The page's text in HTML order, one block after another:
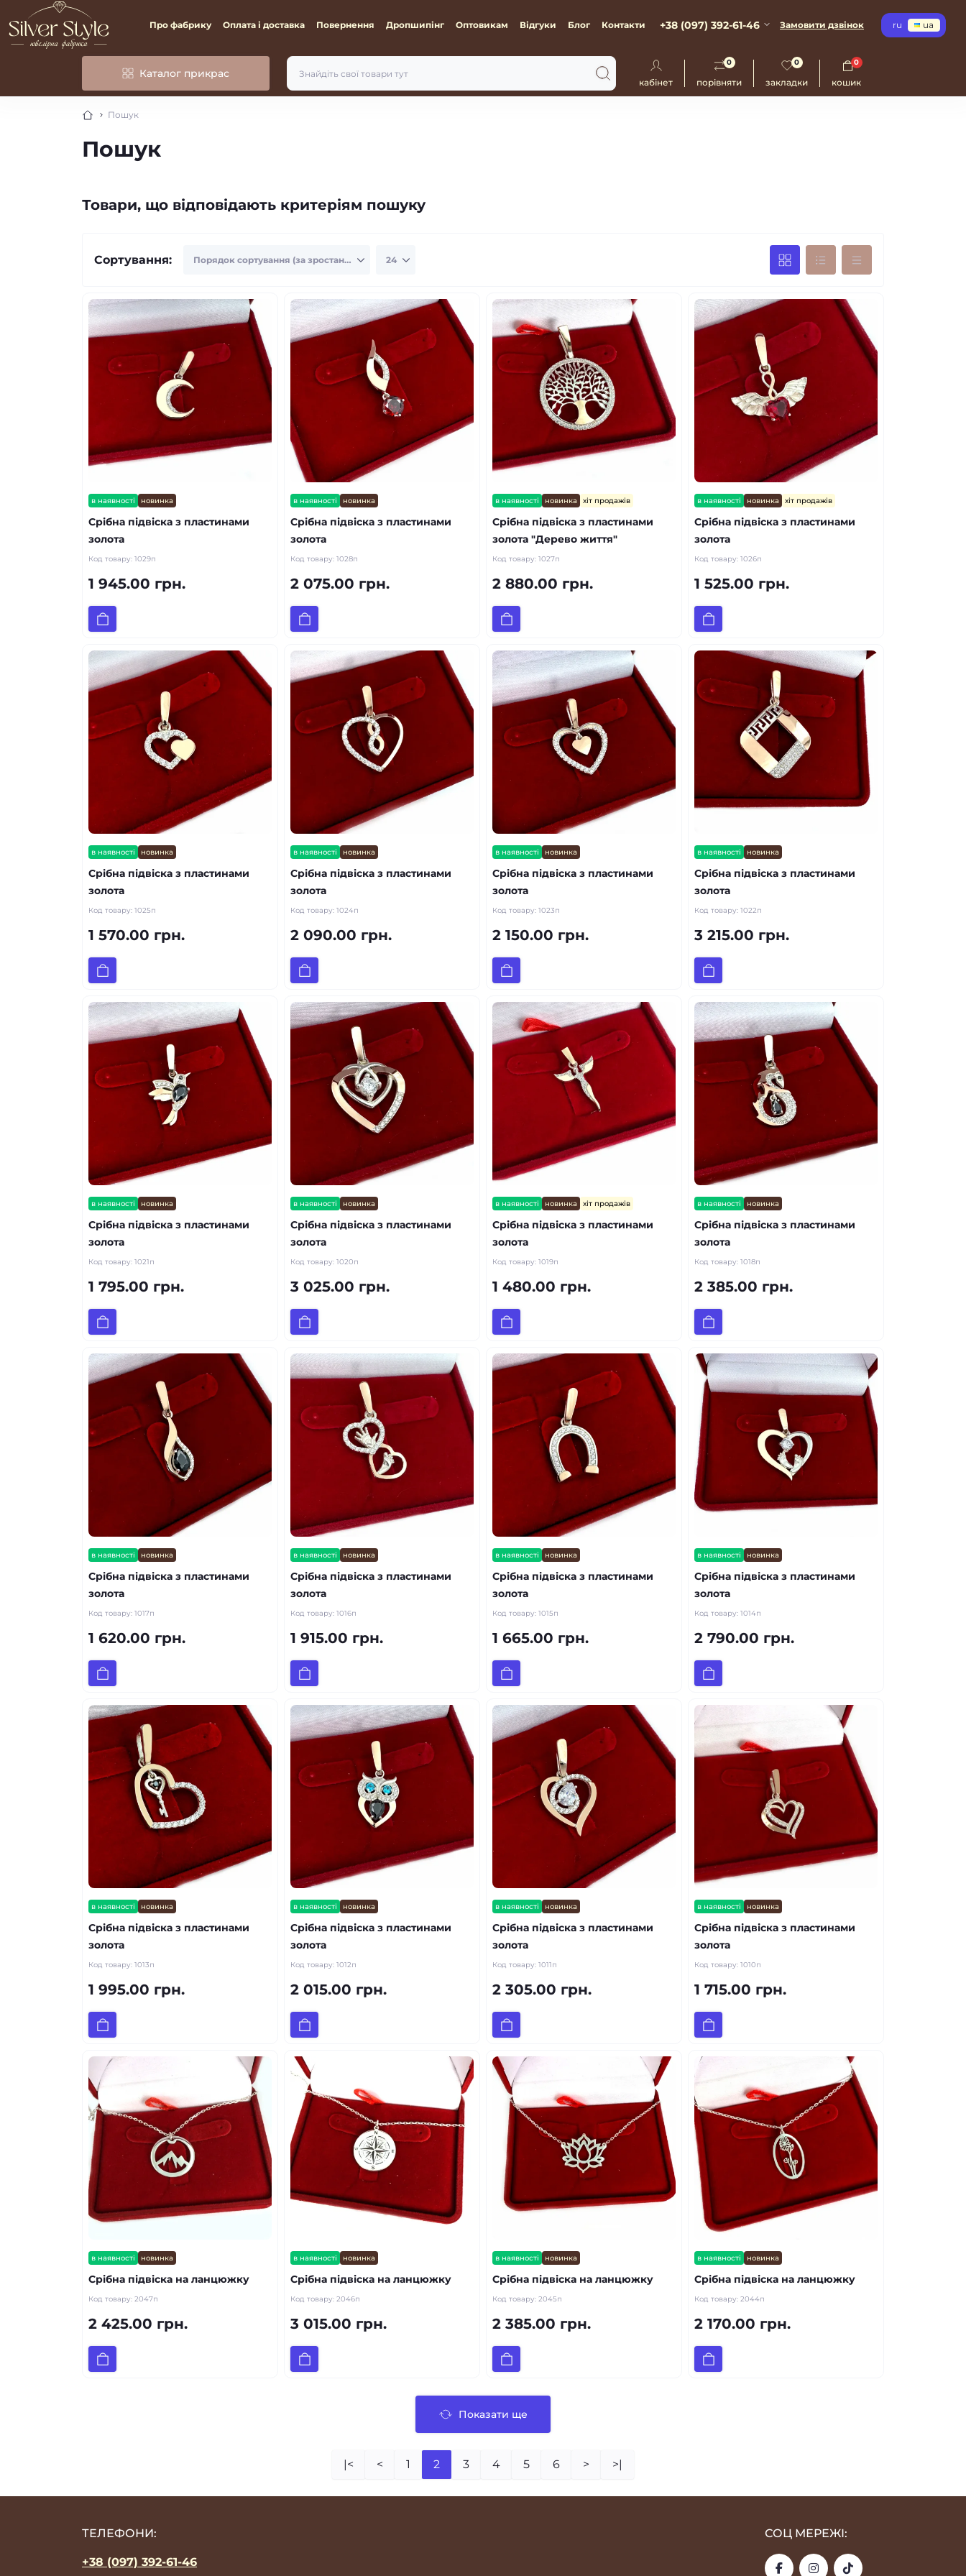
Про фабрику Оплата і доставка Повернення Дропшипінг Оптовикам Відгуки Блог Контакти +38 (097) 392-61-46 Замовити дзвінок ru ua
Каталог прикрас
кабінет порівняти
0
закладки
0
кошик
0
Пошук
Пошук
Товари, що відповідають критеріям пошуку
Сортування:
в наявності новинка
Срібна підвіска з пластинами
золота
Код товару: 1029п
1 945.00 грн.
в наявності новинка
Срібна підвіска з пластинами
золота
Код товару: 1028п
2 075.00 грн.
в наявності новинка хіт продажів
Срібна підвіска з пластинами
золота "Дерево життя"
Код товару: 1027п
2 880.00 грн.
в наявності новинка хіт продажів
Срібна підвіска з пластинами
золота
Код товару: 1026п
1 525.00 грн.
в наявності новинка
Срібна підвіска з пластинами
золота
Код товару: 1025п
1 570.00 грн.
в наявності новинка
Срібна підвіска з пластинами
золота
Код товару: 1024п
2 090.00 грн.
в наявності новинка
Срібна підвіска з пластинами
золота
Код товару: 1023п
2 150.00 грн.
в наявності новинка
Срібна підвіска з пластинами
золота
Код товару: 1022п
3 215.00 грн.
в наявності новинка
Срібна підвіска з пластинами
золота
Код товару: 1021п
1 795.00 грн.
в наявності новинка
Срібна підвіска з пластинами
золота
Код товару: 1020п
3 025.00 грн.
в наявності новинка хіт продажів
Срібна підвіска з пластинами
золота
Код товару: 1019п
1 480.00 грн.
в наявності новинка
Срібна підвіска з пластинами
золота
Код товару: 1018п
2 385.00 грн.
в наявності новинка
Срібна підвіска з пластинами
золота
Код товару: 1017п
1 620.00 грн.
в наявності новинка
Срібна підвіска з пластинами
золота
Код товару: 1016п
1 915.00 грн.
в наявності новинка
Срібна підвіска з пластинами
золота
Код товару: 1015п
1 665.00 грн.
в наявності новинка
Срібна підвіска з пластинами
золота
Код товару: 1014п
2 790.00 грн.
в наявності новинка
Срібна підвіска з пластинами
золота
Код товару: 1013п
1 995.00 грн.
в наявності новинка
Срібна підвіска з пластинами
золота
Код товару: 1012п
2 015.00 грн.
в наявності новинка
Срібна підвіска з пластинами
золота
Код товару: 1011п
2 305.00 грн.
в наявності новинка
Срібна підвіска з пластинами
золота
Код товару: 1010п
1 715.00 грн.
в наявності новинка
Срібна підвіска на ланцюжку
Код товару: 2047п
2 425.00 грн.
в наявності новинка
Срібна підвіска на ланцюжку
Код товару: 2046п
3 015.00 грн.
в наявності новинка
Срібна підвіска на ланцюжку
Код товару: 2045п
2 385.00 грн.
в наявності новинка
Срібна підвіска на ланцюжку
Код товару: 2044п
2 170.00 грн.
Показати ще
|< < 1 2 3 4 5 6 > >|
ТЕЛЕФОНИ:
+38 (097) 392-61-46
СОЦ МЕРЕЖІ: